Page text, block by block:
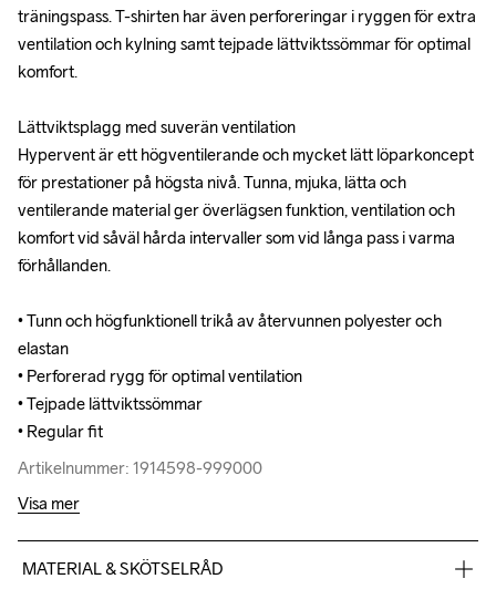
träningspass. T-shirten har även perforeringar i ryggen för extra
ventilation och kylning samt tejpade lättviktssömmar för optimal
komfort.
Lättviktsplagg med suverän ventilation
Hypervent är ett högventilerande och mycket lätt löparkoncept
för prestationer på högsta nivå. Tunna, mjuka, lätta och
ventilerande material ger överlägsen funktion, ventilation och
komfort vid såväl hårda intervaller som vid långa pass i varma
förhållanden.
• Tunn och högfunktionell trikå av återvunnen polyester och
elastan
• Perforerad rygg för optimal ventilation
• Tejpade lättviktssömmar
• Regular fit
Artikelnummer: 1914598-999000
träningspass. T-shirten har även perforeringar i ryggen för extra
ventilation och kylning samt tejpade lättviktssömmar för optimal
komfort.
Lättviktsplagg med suverän ventilation
Hypervent är ett högventilerande och mycket lätt löparkoncept
för prestationer på högsta nivå. Tunna, mjuka, lätta och
ventilerande material ger överlägsen funktion, ventilation och
komfort vid såväl hårda intervaller som vid långa pass i varma
förhållanden.
• Tunn och högfunktionell trikå av återvunnen polyester och
elastan
• Perforerad rygg för optimal ventilation
• Tejpade lättviktssömmar
• Regular fit
Artikelnummer: 1914598-999000
Visa mer
MATERIAL & SKÖTSELRÅD